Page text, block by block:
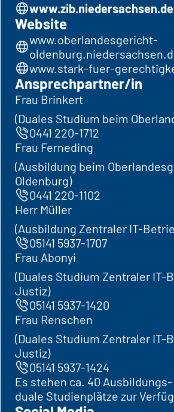
www.zib.niedersachsen.de
Website
www.oberlandesgericht-
www.stark-fuer-
Ansprechpartner/in
Frau Brinkert
(Duales Studium beim
0441 220-1712
Frau Ferneding
(Ausbildung beim
Oldenburg)
0441 220-1102
Herr Müller
(Ausbildung Zentraler IT-
05141 5937-1707
Frau Abonyi
(Duales Studium Zentraler IT-
Justiz)
05141 5937-1420
Frau Renschen
(Duales Studium Zentraler IT-
Justiz)
05141 5937-1424
Es stehen ca. 40
duale Studienplätze zur